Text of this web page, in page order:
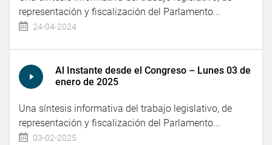
representación y fiscalización del Parlamento...
24-04-2024
Al Instante desde el Congreso – Lunes 03 de
enero de 2025
Una síntesis informativa del trabajo legislativo, de
representación y fiscalización del Parlamento...
03-02-2025